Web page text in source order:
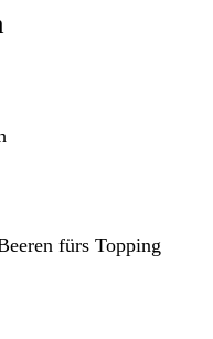
fürs Topping